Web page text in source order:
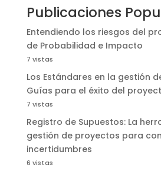
Publicaciones
Entendiendo los riesgos del
de Probabilidad e Impacto
7 vistas
Los Estándares en la gestión
Guías para el éxito del
7 vistas
Registro de Supuestos: La
gestión de proyectos para
incertidumbres
6 vistas